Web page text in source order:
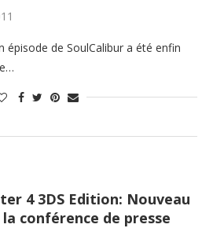
épisode de SoulCalibur a été enfin
4 3DS Edition: Nouveau
conférence de presse